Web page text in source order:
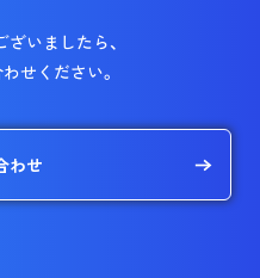
ざいましたら、
せください。
わせ